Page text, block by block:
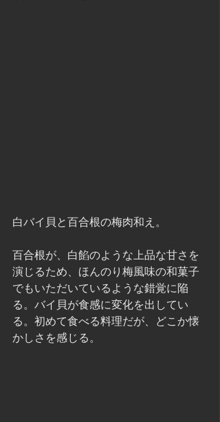
白バイ貝と百合根の梅肉和え。
百合根が、白餡のような上品な甘さを
演じるため、ほんのり梅風味の和菓子
でもいただいているような錯覚に陥
る。バイ貝が食感に変化を出してい
る。初めて食べる料理だが、どこか懐
かしさを感じる。